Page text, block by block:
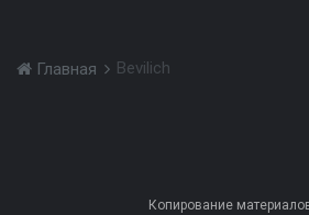
Главная Bevilich
Копирование